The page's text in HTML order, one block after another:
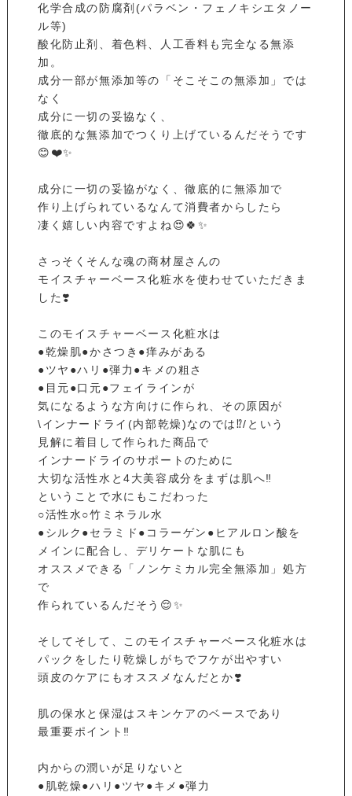
化学合成の防腐剤(パラベン・フェノキシエタノー
ル等)
酸化防止剤、着色料、人工香料も完全なる無添
加。
成分一部が無添加等の「そこそこの無添加」では
なく
成分に一切の妥協なく、
徹底的な無添加でつくり上げているんだそうです
😊❤️✨
成分に一切の妥協がなく、徹底的に無添加で
作り上げられているなんて消費者からしたら
凄く嬉しい内容ですよね😍🍀✨
さっそくそんな魂の商材屋さんの
モイスチャーベース化粧水を使わせていただきま
した❣️
このモイスチャーベース化粧水は
●乾燥肌●かさつき●痒みがある
●ツヤ●ハリ●弾力●キメの粗さ
●目元●口元●フェイラインが
気になるような方向けに作られ、その原因が
\インナードライ(内部乾燥)なのでは⁉️/という
見解に着目して作られた商品で
インナードライのサポートのために
大切な活性水と4大美容成分をまずは肌へ‼️
ということで水にもこだわった
○活性水○竹ミネラル水
●シルク●セラミド●コラーゲン●ヒアルロン酸を
メインに配合し、デリケートな肌にも
オススメできる「ノンケミカル完全無添加」処方
で
作られているんだそう😌✨
そしてそして、このモイスチャーベース化粧水は
パックをしたり乾燥しがちでフケが出やすい
頭皮のケアにもオススメなんだとか❣️
肌の保水と保湿はスキンケアのベースであり
最重要ポイント‼️
内からの潤いが足りないと
●肌乾燥●ハリ●ツヤ●キメ●弾力